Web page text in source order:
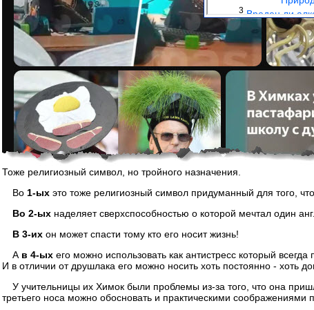
Тоже религиозный символ, но тройного назначения.
Во 1-ых это тоже религиозный символ придуманный для того,
Во 2-ых наделяет сверхспособностью о которой мечтал один
В 3-их он может спасти тому кто его носит жизнь!
А в 4-ых его можно использовать как антистресс который всегда
И в отличии от друшлака его можно носить хоть постоянно - хоть
У учительницы их Химок были проблемы из-за того, что она
третьего носа можно обосновать и практическими